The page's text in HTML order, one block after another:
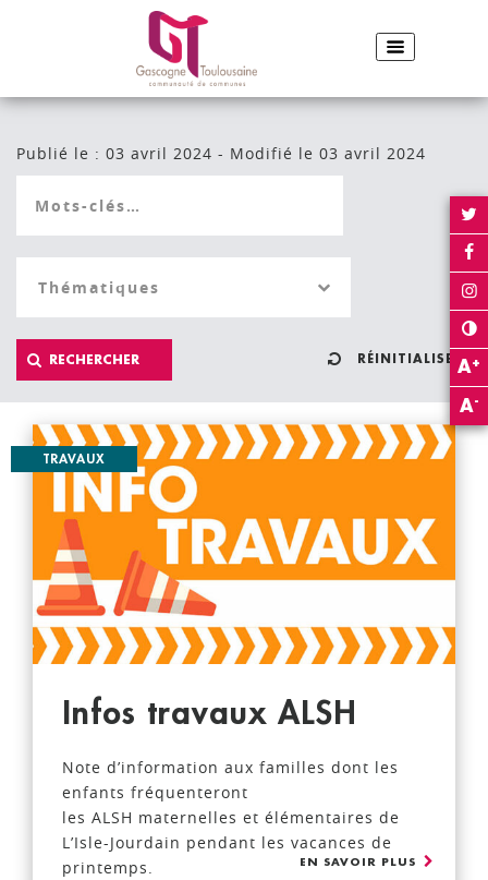
TRAVAUX
PARTAGER :
Publié le : 03 avril 2024 - Modifié le 03 avril 2024
RÉINITIALISER
TRAVAUX
Infos travaux ALSH
Note d’information aux familles dont les
enfants fréquenteront
les ALSH maternelles et élémentaires de
L’Isle-Jourdain pendant les vacances de
printemps.
EN SAVOIR PLUS
A+
A-